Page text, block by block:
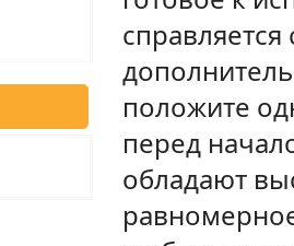
положите
перед
обладают